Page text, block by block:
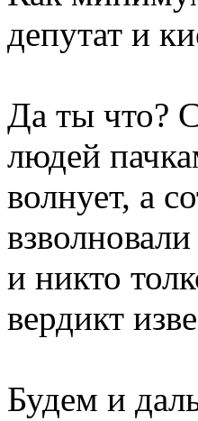
депутат и
Да ты что?
людей
волнует, а
и никто
вердикт
Будем и